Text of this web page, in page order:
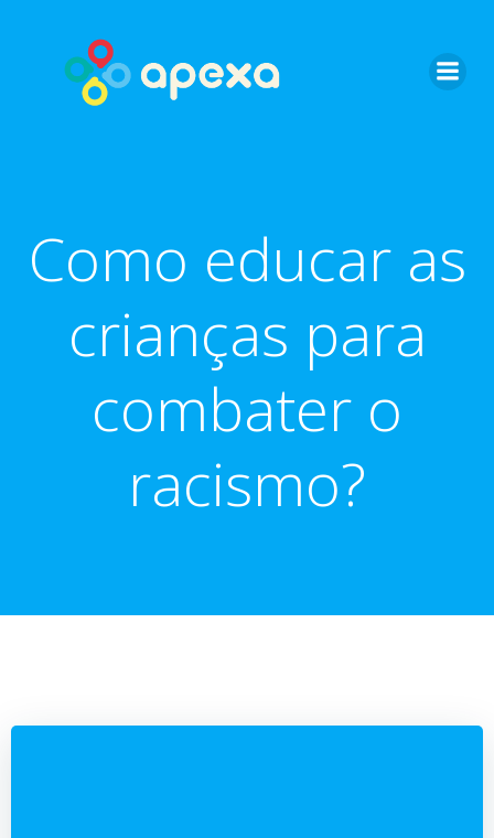
content
Como educar as
crianças para
combater o
racismo?